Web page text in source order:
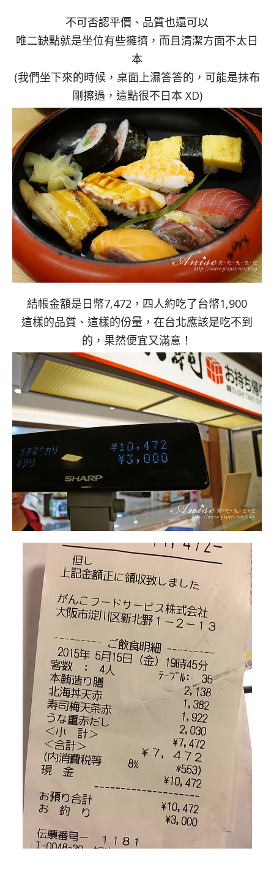
不可否認平價、品質也還可以
唯二缺點就是坐位有些擁擠，而且清潔方面不太日
本
(我們坐下來的時候，桌面上濕答答的，可能是抹布
剛擦過，這點很不日本 XD)
結帳金額是日幣7,472，四人約吃了台幣1,900
這樣的品質、這樣的份量，在台北應該是吃不到
的，果然便宜又滿意！